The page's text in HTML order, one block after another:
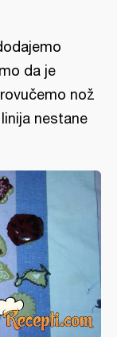
da je
nož
nestane